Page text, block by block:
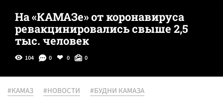
На «КАМАЗе» от коронавируса
ревакцинировались свыше 2,5
тыс. человек
104 0 0 0
#КАМАЗ #НОВОСТИ
#БУДНИ КАМАЗА